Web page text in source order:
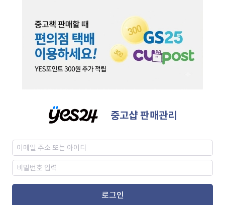
중고샵 판매관리
로그인